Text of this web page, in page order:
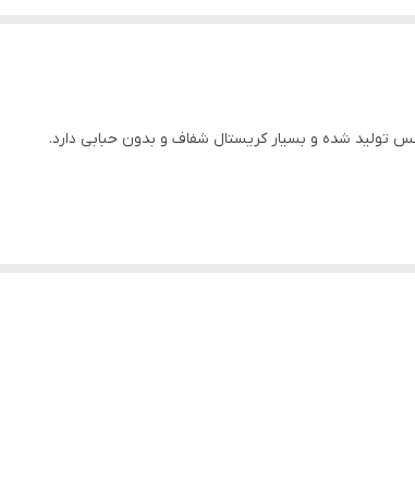
تولید شده و بسیار کریستال شفاف و بدون حبابی دارد.